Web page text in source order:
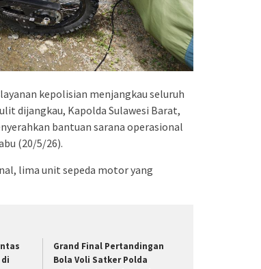
kepolisian menjangkau seluruh
dijangkau, Kapolda Sulawesi Barat,
bantuan sarana operasional
(20/5/26).
lima unit sepeda motor yang
Grand Final Pertandingan
Bola Voli Satker Polda